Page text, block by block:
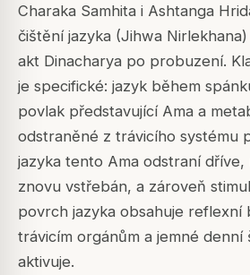
Charaka Samhita i Ashtanga
čištění jazyka (Jihwa
akt Dinacharya po probuzení.
je specifické: jazyk během
povlak představující Ama a
odstraněné z trávicího systému
jazyka tento Ama odstraní
znovu vstřebán, a zároveň
povrch jazyka obsahuje reflexní
trávicím orgánům a jemné
aktivuje.